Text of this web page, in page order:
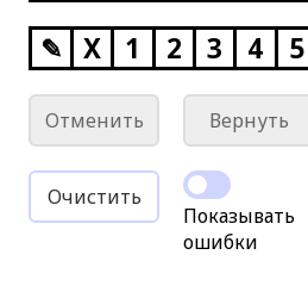
✎ X 1 2 3 4 5
Отменить Вернуть
Очистить
Показывать
ошибки